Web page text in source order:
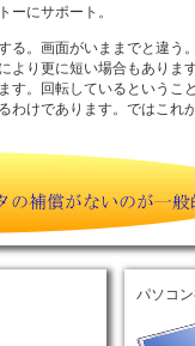
ーにサポート。
。画面がいままでと違
り更に短い場合もありま
。回転しているというこ
わけであります。ではこ
パソコ